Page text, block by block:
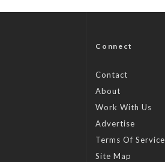
Connect
Contact
About
Work With Us
Advertise
Terms Of Service
Site Map